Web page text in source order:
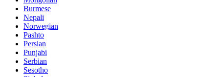
Burmese
Nepali
Norwegian
Pashto
Persian
Punjabi
Serbian
Sesotho